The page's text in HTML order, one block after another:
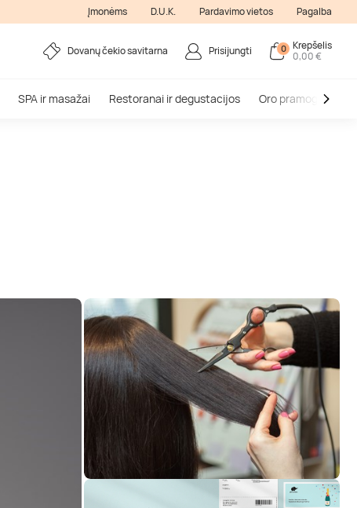
Įmonėms D.U.K. Pardavimo vietos Pagalba
Dovanų čekio savitarna Prisijungti 0 Krepšelis
0,00 €
SPA ir masažai Restoranai ir degustacijos Oro pramogos